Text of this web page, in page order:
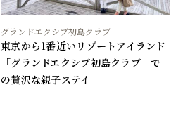
グランドエクシブ初島クラブ
東京から1番近いリゾートアイランド
「グランドエクシブ初島クラブ」で
の贅沢な親子ステイ